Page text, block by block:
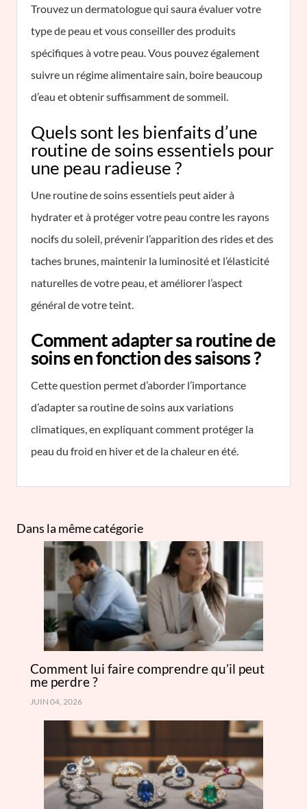
Trouvez un dermatologue qui saura évaluer votre
type de peau et vous conseiller des produits
spécifiques à votre peau. Vous pouvez également
suivre un régime alimentaire sain, boire beaucoup
d’eau et obtenir suffisamment de sommeil.
Quels sont les bienfaits d’une
routine de soins essentiels pour
une peau radieuse ?
Une routine de soins essentiels peut aider à
hydrater et à protéger votre peau contre les rayons
nocifs du soleil, prévenir l’apparition des rides et des
taches brunes, maintenir la luminosité et l’élasticité
naturelles de votre peau, et améliorer l’aspect
général de votre teint.
Comment adapter sa routine de
soins en fonction des saisons ?
Cette question permet d’aborder l’importance
d’adapter sa routine de soins aux variations
climatiques, en expliquant comment protéger la
peau du froid en hiver et de la chaleur en été.
Dans la même catégorie
Comment lui faire comprendre qu’il peut
me perdre ?
JUIN 04, 2026